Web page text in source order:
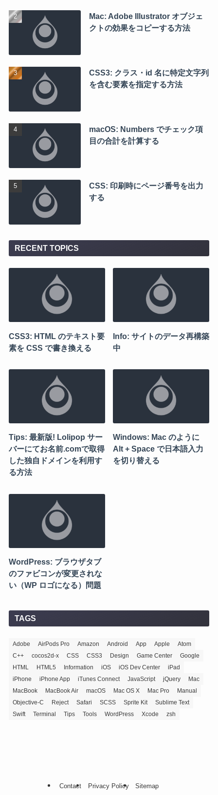
Mac: Adobe Illustrator オブジェ
クトの効果をコピーする方法
CSS3: クラス・id 名に特定文字列
を含む要素を指定する方法
macOS: Numbers でチェック項
目の合計を計算する
CSS: 印刷時にページ番号を出力
する
RECENT TOPICS
CSS3: HTML のテキスト要
素を CSS で書き換える
Info: サイトのデータ再構築
中
Tips: 最新版! Lolipop サー
バーにてお名前.comで取得
した独自ドメインを利用す
る方法
Windows: Mac のように
Alt + Space で日本語入力
を切り替える
WordPress: ブラウザタブ
のファビコンが変更されな
い（WP ロゴになる）問題
TAGS
Adobe AirPods Pro Amazon Android App Apple
Atom
C++
cocos2d-x CSS CSS3 Design Game Center
Google
HTML
HTML5 Information iOS iOS Dev Center
iPad
iPhone
iPhone App iTunes Connect JavaScript jQuery
Mac
MacBook
MacBook Air macOS Mac OS X Mac Pro
Manual
Objective-C
Reject Safari SCSS Sprite Kit
Sublime Text
Swift
Terminal Tips Tools WordPress Xcode zsh
Contact Privacy Policy Sitemap